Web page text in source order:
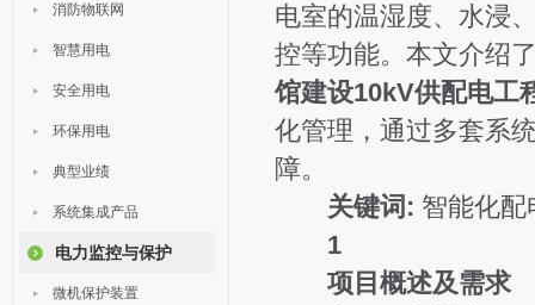
消防物联网
智慧用电
安全用电
环保用电
典型业绩
系统集成产品
电力监控与保护
微机保护装置
电室的温湿度、水浸
控等功能。本文介绍
馆建设10kV供配电工
化管理，通过多套系
障。
关键词: 智能化配
1
项目概述及需求